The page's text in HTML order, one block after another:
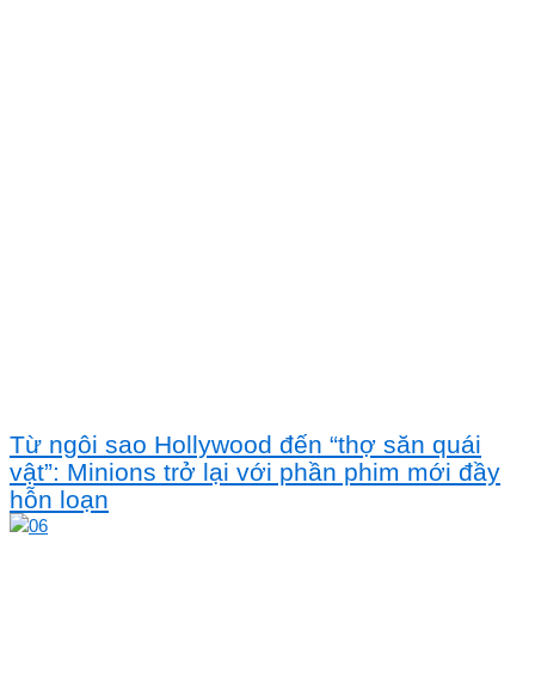
Từ ngôi sao Hollywood đến “thợ săn quái
vật”: Minions trở lại với phần phim mới đầy
hỗn loạn